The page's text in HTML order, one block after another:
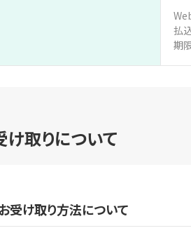
払
期
取りについて
受け取り方法について